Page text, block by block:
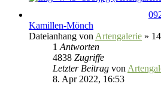
Kamillen-Mönch
Dateianhang von Artengalerie »
1 Antworten
4838 Zugriffe
Letzter Beitrag von
8. Apr 2022, 16:53